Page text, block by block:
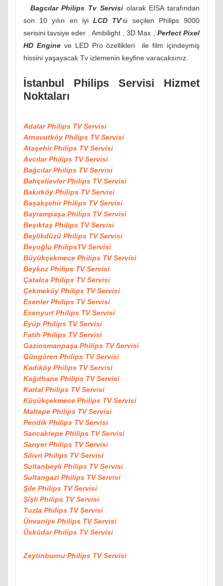
Bagcılar Philips Tv Servisiolarak EISA tarafından
son 10 yılın en iyiLCD TV'si seçilen Philips 9000
serisini tavsiye eder . Ambilight , 3D Max , Perfect Pixel
HD Engineve LED Pro özellikleri ile film içindeymiş
hissini yaşayacak Tv izlemenin keyfine varacaksınız.
İstanbul Philips Servisi Hizmet
Noktaları
Adalar Philips TV Servisi
Arnavutköy Philips TV Servisi
Ataşehir Philips TV Servisi
Avcılar Philips TV Servisi
Bağcılar Philips TV Servisi
Bahçelievler Philips TV Servisi
Bakırköy Philips TV Servisi
Başakşehir Philips TV Servisi
Bayrampaşa Philips TV Servisi
Beşiktaş Philips TV Servisi
Beylikdüzü Philips TV Servisi
Beyoğlu PhilipsTV Servisi
Büyükçekmece Philips TV Servisi
Beykoz Philips TV Servisi
Çatalca Philips TV Servisi
Çekmeköy Philips TV Servisi
Esenler Philips TV Servisi
Esenyurt Philips TV Servisi
Eyüp Philips TV Servisi
Fatih Philips TV Servisi
Gaziosmanpaşa Philips TV Servisi
Güngören Philips TV Servisi
Kadıköy Philips TV Servisi
Kağıthane Philips TV Servisi
Kartal Philips TV Servisi
Küçükçekmece Philips TV Servisi
Maltepe Philips TV Servisi
Pendik Philips TV Servisi
Sancaktepe Philips TV Servisi
Sarıyer Philips TV Servisi
Silivri Philips TV Servisi
Sultanbeyli Philips TV Servisi
Sultangazi Philips TV Servisi
Şile Philips TV Servisi
Şişli Philips TV Servisi
Tuzla Philips TV Servisi
Ümraniye Philips TV Servisi
Üsküdar Philips TV Servisi
Zeytinburnu Philips TV Servisi